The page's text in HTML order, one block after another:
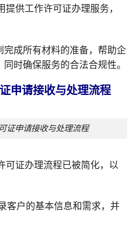
提供工作许可证办理服务，
成所有材料的准备，帮助企
时确保服务的合法合规性。
申请接收与处理流程
证申请接收与处理流程
可证办理流程已被简化，以
客户的基本信息和需求，并